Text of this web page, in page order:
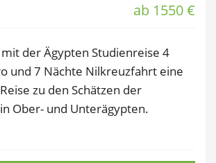
ab 1550 €
mit der Ägypten Studienreise 4
und 7 Nächte Nilkreuzfahrt eine
zu den Schätzen der
Ober- und Unterägypten.